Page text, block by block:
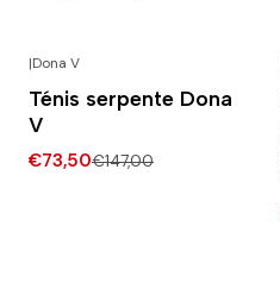
|Dona V
Ténis serpente Dona
V
€73,50€147,00